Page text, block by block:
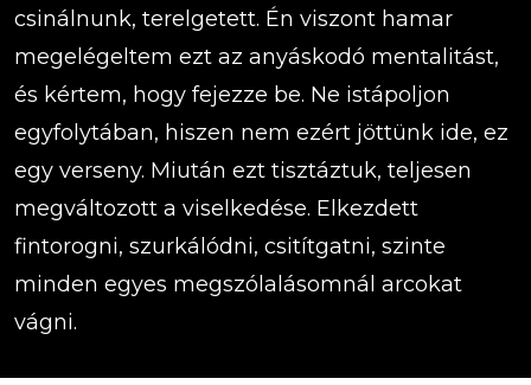
csinálnunk, terelgetett. Én viszont hamar
megelégeltem ezt az anyáskodó mentalitást,
és kértem, hogy fejezze be. Ne istápoljon
egyfolytában, hiszen nem ezért jöttünk ide, ez
egy verseny. Miután ezt tisztáztuk, teljesen
megváltozott a viselkedése. Elkezdett
fintorogni, szurkálódni, csitítgatni, szinte
minden egyes megszólalásomnál arcokat
vágni.